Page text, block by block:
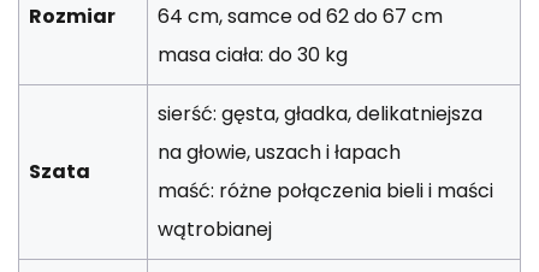
Rozmiar
64 cm, samce od 62 do 67 cm
masa ciała: do 30 kg
Szata
sierść: gęsta, gładka, delikatniejsza
na głowie, uszach i łapach
maść: różne połączenia bieli i maści
wątrobianej